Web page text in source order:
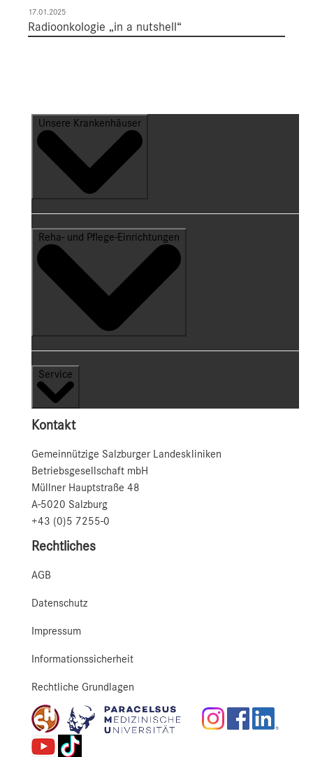
17.01.2025
Radioonkologie „in a nutshell“
Unsere Krankenhäuser
Reha- und Pflege-Einrichtungen
Service
Kontakt
Gemeinnützige Salzburger Landeskliniken
Betriebsgesellschaft mbH
Müllner Hauptstraße 48
A-5020 Salzburg
+43 (0)5 7255-0
Rechtliches
AGB
Datenschutz
Impressum
Informationssicherheit
Rechtliche Grundlagen